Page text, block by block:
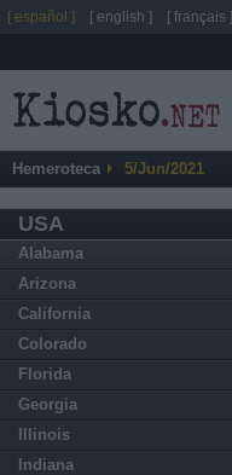
Hemeroteca 5/Jun/2021
USA
Alabama
Arizona
California
Colorado
Florida
Georgia
Illinois
Indiana
[ español ] [ english ] [ français ]